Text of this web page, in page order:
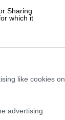
Sharing
which it
like cookies on
advertising
και
δεν